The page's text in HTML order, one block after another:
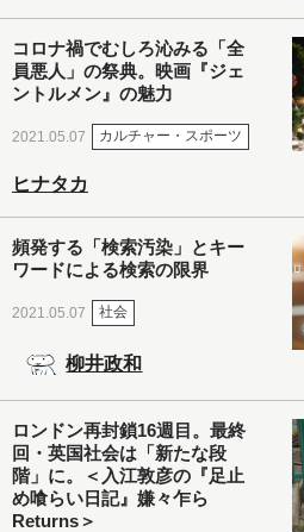
コロナ禍でむしろ沁みる「全
員悪人」の祭典。映画『ジェ
ントルメン』の魅力
2021.05.07 カルチャー・スポーツ
ヒナタカ
頻発する「検索汚染」とキー
ワードによる検索の限界
2021.05.07 社会
柳井政和
ロンドン再封鎖16週目。最終
回・英国社会は「新たな段
階」に。＜入江敦彦の『足止
め喰らい日記』嫌々乍ら
Returns＞